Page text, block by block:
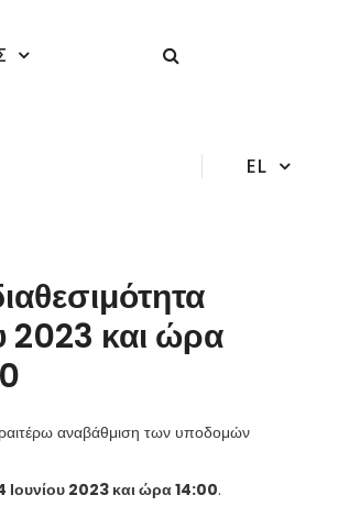
EL
2023 και ώρα
αναβάθμιση των υποδομών
2023 και ώρα 14:00.